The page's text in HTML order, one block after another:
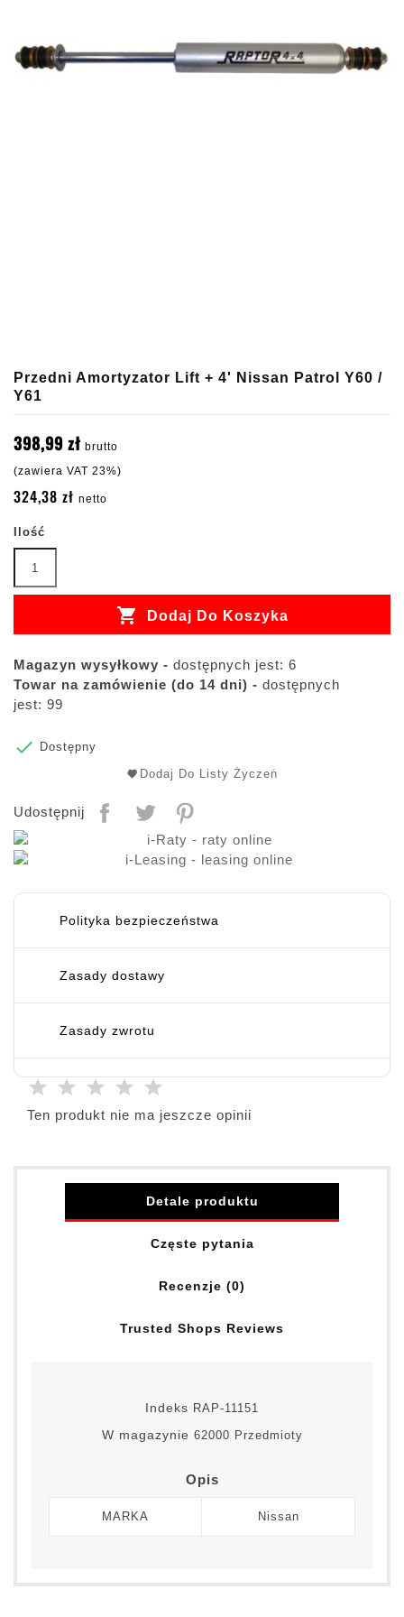
Przedni Amortyzator Lift + 4' Nissan Patrol Y60 /
Y61
398,99 zł brutto
(zawiera VAT 23%)
324,38 zł netto
Ilość
 Dodaj Do Koszyka
Magazyn wysyłkowy - dostępnych jest: 6
Towar na zamówienie (do 14 dni) - dostępnych
jest: 99

Dostępny
Dodaj Do Listy Życzeń
Udostępnij
Polityka bezpieczeństwa
Zasady dostawy
Zasady zwrotu
Ten produkt nie ma jeszcze opinii
Detale produktu
Częste pytania
Recenzje (0)
Trusted Shops Reviews
Indeks RAP-11151
W magazynie 62000 Przedmioty
Opis
MARKA Nissan